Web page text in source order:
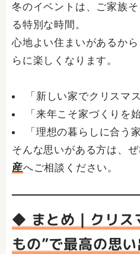
冬のイベントは、ご家族
る特別な時間。
心地よい住まいがあるか
らに楽しくなります。
「新しい家でクリスマ
「来年こそ家づくりを
「理想の暮らしに合う
そんな思いがある方は、
産へご相談ください。
◆ まとめ｜クリス
もの”で最高の思い